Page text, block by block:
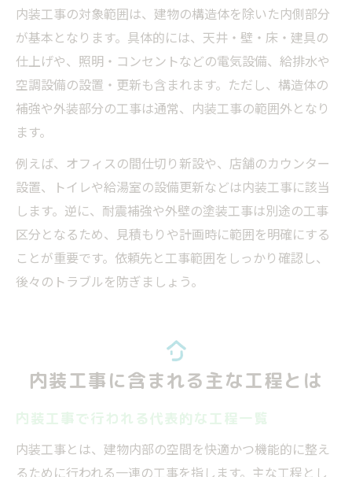
内装工事の対象範囲は、建物の構造体を除いた内側部分
が基本となります。具体的には、天井・壁・床・建具の
仕上げや、照明・コンセントなどの電気設備、給排水や
空調設備の設置・更新も含まれます。ただし、構造体の
補強や外装部分の工事は通常、内装工事の範囲外となり
ます。
例えば、オフィスの間仕切り新設や、店舗のカウンター
設置、トイレや給湯室の設備更新などは内装工事に該当
します。逆に、耐震補強や外壁の塗装工事は別途の工事
区分となるため、見積もりや計画時に範囲を明確にする
ことが重要です。依頼先と工事範囲をしっかり確認し、
後々のトラブルを防ぎましょう。
内装工事に含まれる主な工程とは
内装工事で行われる代表的な工程一覧
内装工事とは、建物内部の空間を快適かつ機能的に整え
るために行われる一連の工事を指します。主な工程とし